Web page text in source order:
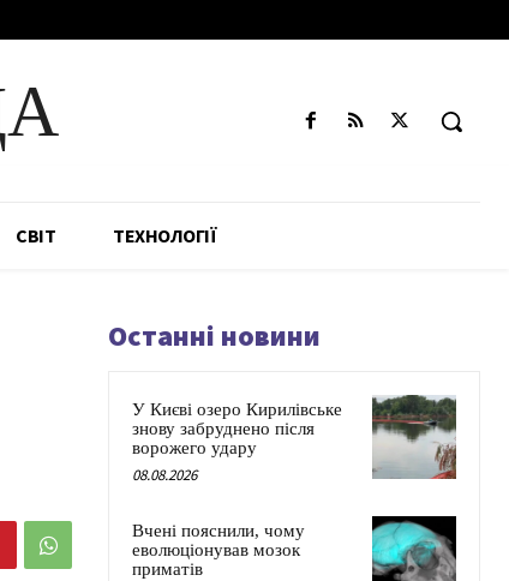
СВІТ ТЕХНОЛОГІЇ
Останні новини
У Києві озеро Кирилівське
знову забруднено після
ворожего удару
08.08.2026
Вчені пояснили, чому
еволюціонував мозок
приматів